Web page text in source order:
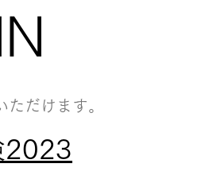
だけます。
2023